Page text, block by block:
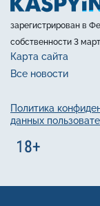
зарегистрирован в
собственности 3
Карта сайта
Все новости
Политика
данных